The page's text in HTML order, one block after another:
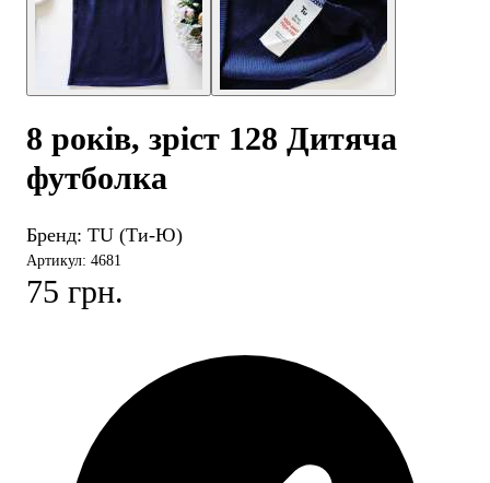
8 років, зріст 128 Дитяча
футболка
Бренд: TU (Ти-Ю)
Артикул: 4681
75 грн.